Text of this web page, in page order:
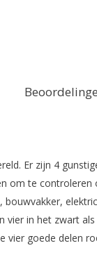
Er zijn 4
om te
in het zwart
goede delen